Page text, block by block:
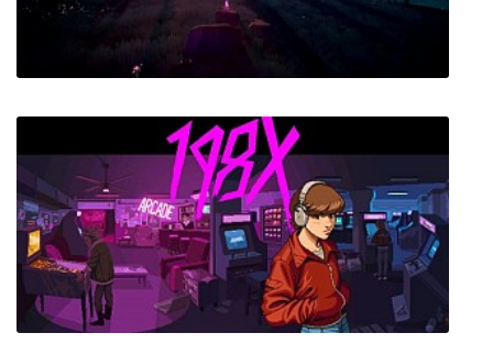
Ronin
The Companion